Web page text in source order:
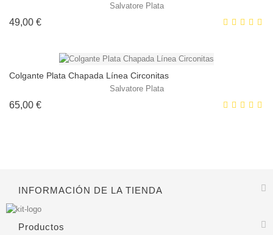
Salvatore Plata
49,00 €Precio
Colgante Plata Chapada Línea Circonitas
Salvatore Plata
65,00 €Precio
INFORMACIÓN DE LA TIENDA
Productos